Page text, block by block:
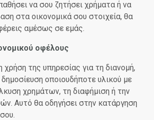
να σου ζητήσει χρήματα ή να
στα οικονομικά σου στοιχεία, θα
αμέσως σε εμάς.
οφέλους
χρήση της υπηρεσίας για τη διανομή,
οποιουδήποτε υλικού με
χρημάτων, τη διαφήμιση ή την
Αυτό θα οδηγήσει στην κατάργηση